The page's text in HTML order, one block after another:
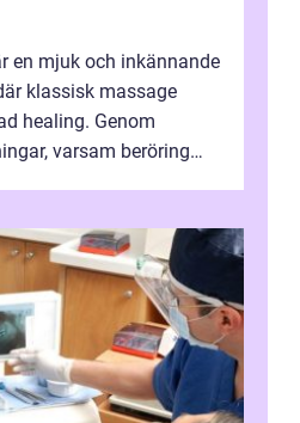
en mjuk och inkännande
klassisk massage
healing. Genom
varsam beröring